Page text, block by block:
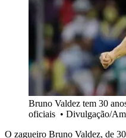
Bruno Valdez tem 30
oficiais • Divulgação/
O zagueiro Bruno Valdez, de